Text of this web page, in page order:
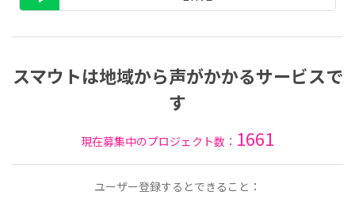
スマウトは地域から声がかかるサービスで
す
現在募集中のプロジェクト数： 1661
ユーザー登録するとできること：